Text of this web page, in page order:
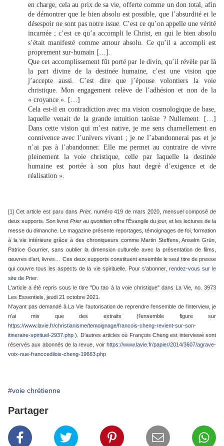
en charge, cela au prix de sa vie, offerte comme un don total, afin
de démontrer que le bien absolu est possible, que l’absurdité et le
désespoir ne sont pas notre issue. C’est ce qu’on appelle une vérité
incarnée ; c’est ce qu’a accompli le Christ, en qui le bien absolu
s’était manifesté comme amour absolu. Ce qu’il a accompli est
proprement sur-humain […].
Que cet accomplissement fût porté par le divin, qu’il révèle par là
la part divine de la destinée humaine, c’est une vision que
j’accepte aussi. C’est dire que j’épouse volontiers la voie
christique. Mon engagement relève de l’adhésion et non de la
« croyance ». […]
Cela est-il en contradiction avec ma vision cosmologique de base,
laquelle venait de la grande intuition taoïste ? Nullement. […]
Dans cette vision qui m’est native, je me sens charnellement en
connivence avec l’univers vivant ; je ne l’abandonnerai pas et je
n’ai pas à l’abandonner. Elle me permet au contraire de vivre
pleinement la voie christique, celle par laquelle la destinée
humaine est portée à son plus haut degré d’exigence et de
réalisation ».
[1] Cet article est paru dans Prier, numéro 419 de mars 2020, mensuel composé de
deux supports. Son livret Prier au quotidien offre l’Évangile du jour, et les lectures de la
messe du dimanche. Le magazine présente reportages, témoignages de foi, formation
à la vie intérieure grâce à des chroniqueurs comme Martin Steffens, Anselm Grün,
Patrice Gourrier, sans oublier la dimension culturelle avec la présentation de films,
œuvres d’art, livres… Ces deux supports constituent ensemble le seul titre de presse
qui couvre tous les aspects de la vie spirituelle. Pour s'abonner, rendez-vous sur le
site de Prier.
L'article a été repris sous le titre "Du tao à la voie christique" dans La Vie, no. 3973
Les Essentiels, jeudi 21 octobre 2021.
N'ayant pas demandé à La Vie l'autorisation de reprendre l'ensemble de l'interview, je
n'ai mis que des extraits (l'ensemble figure sur
https://www.lavie.fr/christianisme/temoignage/francois-cheng-revient-sur-son-
itineraire-spirituel-2937.php ). D'autres articles où François Cheng est interviewé sont
réservés aux abonnés de la revue, voir https://www.lavie.fr/papier/2014/3607/agrave-
voix-nue-franccedilois-cheng-19663.php
#voie chrétienne
Partager